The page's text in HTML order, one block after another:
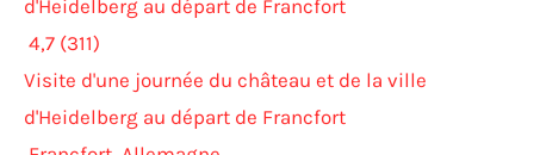
4,7 (311)
Visite d'une journée du château et de la ville
d'Heidelberg au départ de Francfort